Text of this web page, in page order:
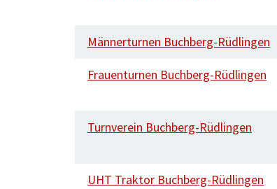
Männerturnen Buchberg-Rüdlingen
Frauenturnen Buchberg-Rüdlingen
Turnverein Buchberg-Rüdlingen
UHT Traktor Buchberg-Rüdlingen